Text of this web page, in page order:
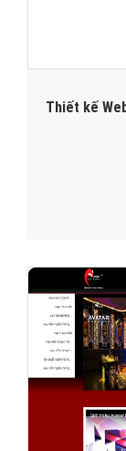
Thiết kế